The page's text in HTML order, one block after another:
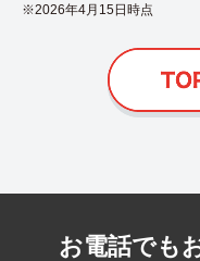
※2026年4月15日時点
お電話でも